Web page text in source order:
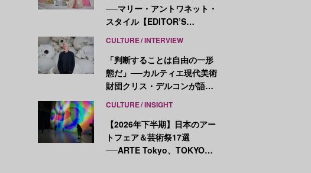
──マリー・アントワネット・
スタイル【EDITOR’S
CULTURE INTERVIEW
「判断することは自由の一形
態だ」──カルティエ現代美術
財団クリス・デルコンが語
CULTURE INSIGHT
【2026年下半期】日本のアー
トフェア＆芸術祭17選
──ARTE Tokyo、TOKYO